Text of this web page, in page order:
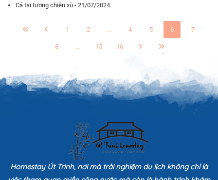
Cá tai tượng chiên xù - 21/07/2024
1 2 ... 4 5 6 7
8 ... 15 16
Homestay Út Trinh, nơi mà trải nghiệm du lịch không chỉ là